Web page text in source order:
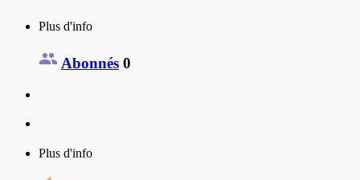
Plus d'info
Abonnés 0
Plus d'info